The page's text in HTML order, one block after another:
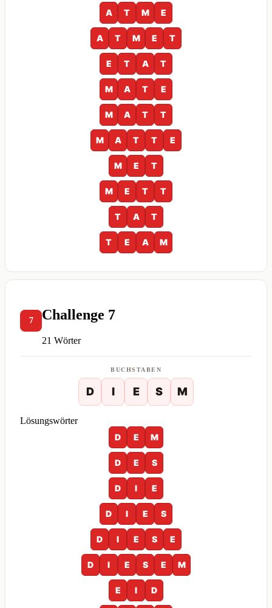
A T M E
A T M E T
E T A T
M A T E
M A T T
M A T T E
M E T
M E T T
T A T
T E A M
7 Challenge 7
21 Wörter
BUCHSTABEN
D I E S M
Lösungswörter
D
E M
D E S
D I E
D I E S
D I E S E
D I E S E M
E I D